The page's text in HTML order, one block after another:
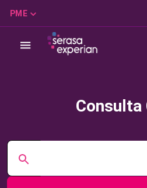
PME
Consulta